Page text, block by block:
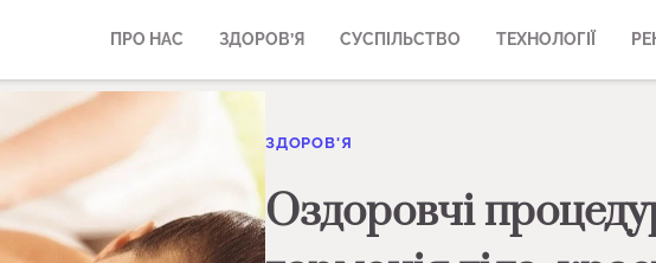
ПРО НАС ЗДОРОВ’Я СУСПІЛЬСТВО ТЕХНОЛОГІЇ
ЗДОРОВ'Я
Оздоровчі